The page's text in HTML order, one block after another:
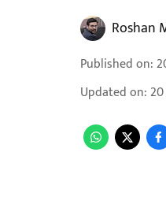
Roshan
Published on:
Updated on: